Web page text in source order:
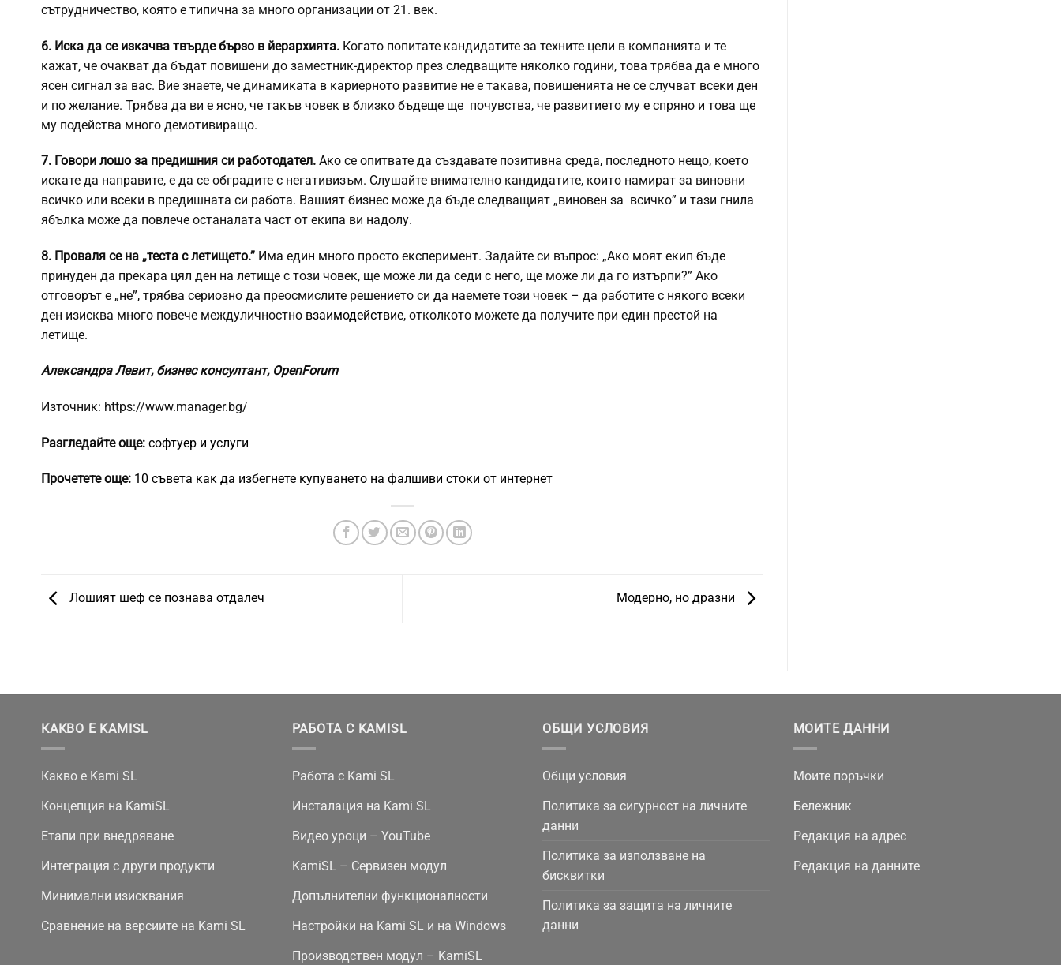
сътрудничество, която е типична за много организации от 21. век.
6. Иска да се изкачва твърде бързо в йерархията. Когато попитате кандидатите за техните цели в компанията и те
кажат, че очакват да бъдат повишени до заместник-директор през следващите няколко години, това трябва да е много
ясен сигнал за вас. Вие знаете, че динамиката в кариерното развитие не е такава, повишенията не се случват всеки ден
и по желание. Трябва да ви е ясно, че такъв човек в близко бъдеще ще почувства, че развитието му е спряно и това ще
му подейства много демотивиращо.
7. Говори лошо за предишния си работодател. Ако се опитвате да създавате позитивна среда, последното нещо, което
искате да направите, е да се обградите с негативизъм. Слушайте внимателно кандидатите, които намират за виновни
всичко или всеки в предишната си работа. Вашият бизнес може да бъде следващият „виновен за всичко” и тази гнила
ябълка може да повлече останалата част от екипа ви надолу.
8. Проваля се на „теста с летището.” Има един много просто експеримент. Задайте си въпрос: „Ако моят екип бъде
принуден да прекара цял ден на летище с този човек, ще може ли да седи с него, ще може ли да го изтърпи?” Ако
отговорът е „не”, трябва сериозно да преосмислите решението си да наемете този човек – да работите с някого всеки
ден изисква много повече междуличностно взаимодействие, отколкото можете да получите при един престой на
летище.
Александра Левит, бизнес консултант, OpenForum
Източник: https://www.manager.bg/
Разгледайте още: софтуер и услуги
Прочетете още: 10 съвета как да избегнете купуването на фалшиви стоки от интернет
Лошият шеф се познава отдалеч Модерно, но дразни
КАКВО Е KAMISL
Какво е Kami SL
Концепция на KamiSL
Етапи при внедряване
Интеграция с други продукти
Минимални изисквания
Сравнение на версиите на Kami SL
РАБОТА С KAMISL
Работа с Kami SL
Инсталация на Kami SL
Видео уроци – YouTube
KamiSL – Сервизен модул
Допълнителни функционалности
Настройки на Kami SL и на Windows
Производствен модул – KamiSL
ОБЩИ УСЛОВИЯ
Общи условия
Политика за сигурност на личните
данни
Политика за използване на
бисквитки
Политика за защита на личните
данни
МОИТЕ ДАННИ
Моите поръчки
Бележник
Редакция на адрес
Редакция на данните